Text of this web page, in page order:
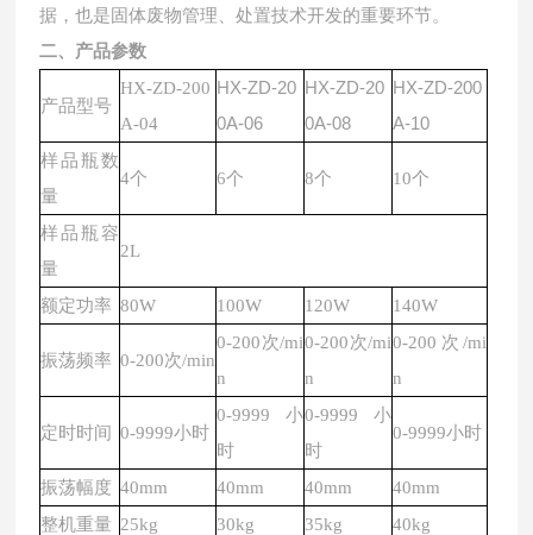
据，也是固体废物管理、处置技术开发的重要环节。
二、产品参数
产品型号
HX-ZD-200
A-04
HX-ZD-20
0A-06
HX-ZD-20
0A-08
HX-ZD-200
A-10
样品瓶数
量
4个 6个 8个 10个
样品瓶容
量
2L
额定功率 80W 100W 120W 140W
振荡频率 0-200次/min
0-200次/mi
n
0-200次/mi
n
0-200次/mi
n
定时时间 0-9999小时
0-9999小
时
0-9999小
时
0-9999小时
振荡幅度 40mm 40mm 40mm
40mm
整机重量 25kg 30kg 35kg 40kg